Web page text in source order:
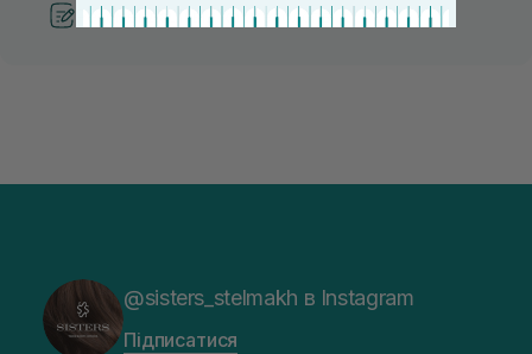
Рекомендації від косметологів
@sisters_stelmakh в Instagram
Підписатися